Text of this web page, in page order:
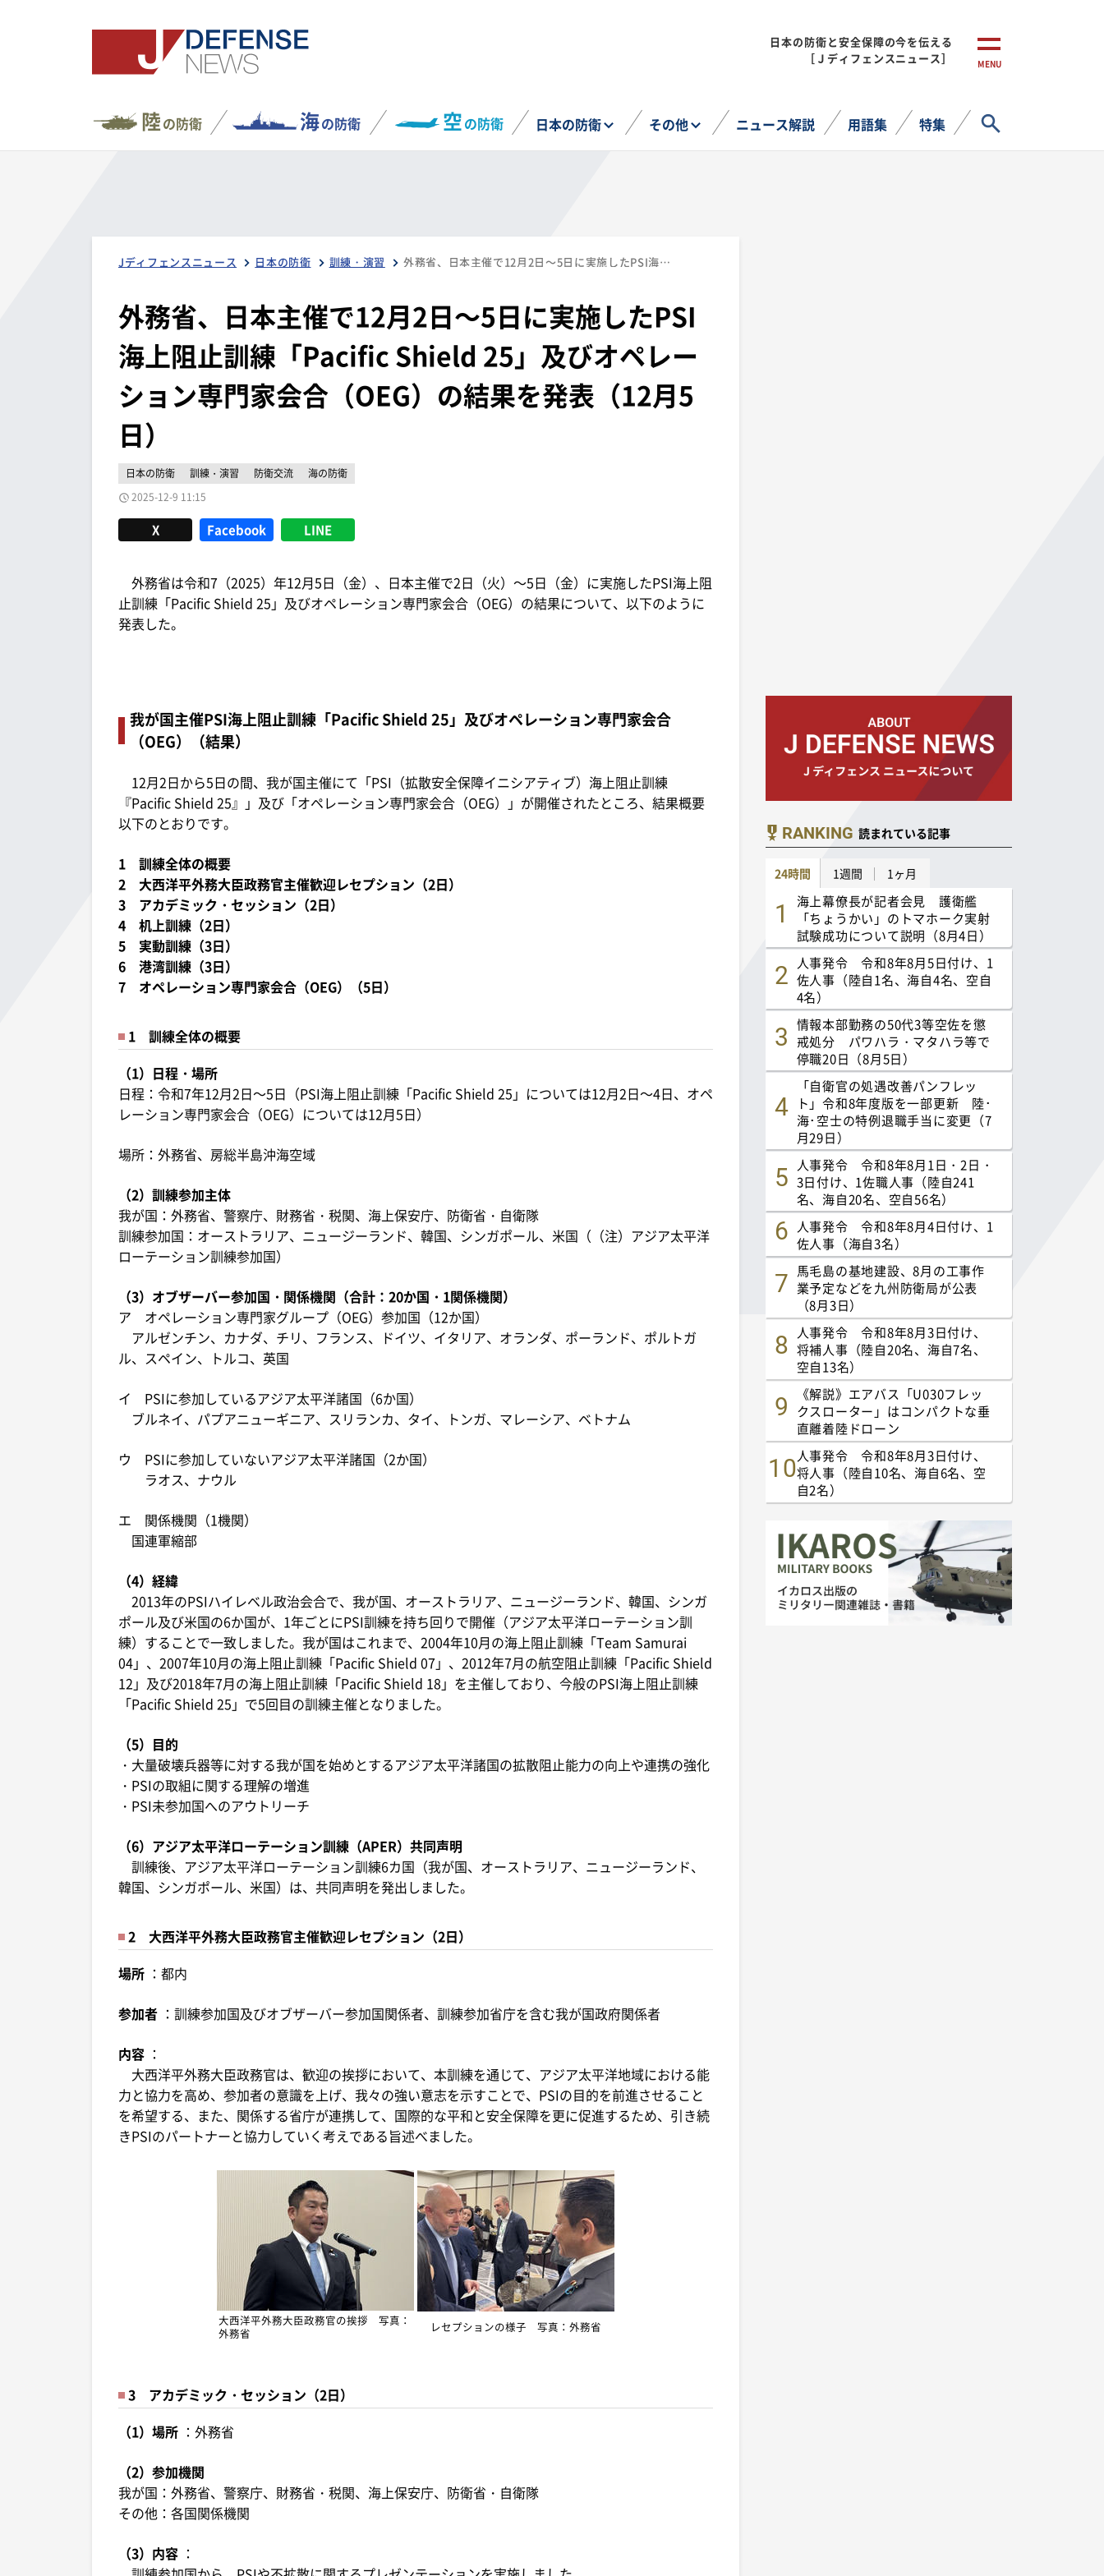
日本の防衛と安全保障の今を伝える
［Ｊディフェンスニュース］
MENU
陸の防衛 海の防衛 空の防衛 日本の防衛 その他 ニュース解説 用語集 特集
Jディフェンスニュース 日本の防衛 訓練・演習 外務省、日本主催で12月2日～5日に実施したPSI海上阻止訓練「Pacific Shield 25」及びオペレーション専門家会合（OEG）の結果を発表（12月5日）
外務省、日本主催で12月2日～5日に実施したPSI
海上阻止訓練「Pacific Shield 25」及びオペレー
ション専門家会合（OEG）の結果を発表（12月5
日）
日本の防衛 訓練・演習 防衛交流
海の防衛
2025-12-9 11:15
X Facebook LINE
外務省は令和7（2025）年12月5日（金）、日本主催で2日（火）～5日（金）に実施したPSI海上阻
止訓練「Pacific Shield 25」及びオペレーション専門家会合（OEG）の結果について、以下のように
発表した。
我が国主催PSI海上阻止訓練「Pacific Shield 25」及びオペレーション専門家会合
（OEG）（結果）
12月2日から5日の間、我が国主催にて「PSI（拡散安全保障イニシアティブ）海上阻止訓練
『Pacific Shield 25』」及び「オペレーション専門家会合（OEG）」が開催されたところ、結果概要
以下のとおりです。
1 訓練全体の概要
2 大西洋平外務大臣政務官主催歓迎レセプション（2日）
3 アカデミック・セッション（2日）
4 机上訓練（2日）
5 実動訓練（3日）
6 港湾訓練（3日）
7 オペレーション専門家会合（OEG）（5日）
1 訓練全体の概要
（1）日程・場所
日程：令和7年12月2日～5日（PSI海上阻止訓練「Pacific Shield 25」については12月2日～4日、オペ
レーション専門家会合（OEG）については12月5日）
場所：外務省、房総半島沖海空域
（2）訓練参加主体
我が国：外務省、警察庁、財務省・税関、海上保安庁、防衛省・自衛隊
訓練参加国：オーストラリア、ニュージーランド、韓国、シンガポール、米国（（注）アジア太平洋
ローテーション訓練参加国）
（3）オブザーバー参加国・関係機関（合計：20か国・1関係機関）
ア オペレーション専門家グループ（OEG）参加国（12か国）
アルゼンチン、カナダ、チリ、フランス、ドイツ、イタリア、オランダ、ポーランド、ポルトガ
ル、スペイン、トルコ、英国
イ PSIに参加しているアジア太平洋諸国（6か国）
ブルネイ、パプアニューギニア、スリランカ、タイ、トンガ、マレーシア、ベトナム
ウ PSIに参加していないアジア太平洋諸国（2か国）
ラオス、ナウル
エ 関係機関（1機関）
国連軍縮部
（4）経緯
2013年のPSIハイレベル政治会合で、我が国、オーストラリア、ニュージーランド、韓国、シンガ
ポール及び米国の6か国が、1年ごとにPSI訓練を持ち回りで開催（アジア太平洋ローテーション訓
練）することで一致しました。我が国はこれまで、2004年10月の海上阻止訓練「Team Samurai
04」、2007年10月の海上阻止訓練「Pacific Shield 07」、2012年7月の航空阻止訓練「Pacific Shield
12」及び2018年7月の海上阻止訓練「Pacific Shield 18」を主催しており、今般のPSI海上阻止訓練
「Pacific Shield 25」で5回目の訓練主催となりました。
（5）目的
・大量破壊兵器等に対する我が国を始めとするアジア太平洋諸国の拡散阻止能力の向上や連携の強化
・PSIの取組に関する理解の増進
・PSI未参加国へのアウトリーチ
（6）アジア太平洋ローテーション訓練（APER）共同声明
訓練後、アジア太平洋ローテーション訓練6カ国（我が国、オーストラリア、ニュージーランド、
韓国、シンガポール、米国）は、共同声明を発出しました。
2 大西洋平外務大臣政務官主催歓迎レセプション（2日）
場所 ：都内
参加者 ：訓練参加国及びオブザーバー参加国関係者、訓練参加省庁を含む我が国政府関係者
内容 ：
大西洋平外務大臣政務官は、歓迎の挨拶において、本訓練を通じて、アジア太平洋地域における能
力と協力を高め、参加者の意識を上げ、我々の強い意志を示すことで、PSIの目的を前進させること
を希望する、また、関係する省庁が連携して、国際的な平和と安全保障を更に促進するため、引き続
きPSIのパートナーと協力していく考えである旨述べました。
大西洋平外務大臣政務官の挨拶 写真：
外務省
レセプションの様子 写真：外務省
3 アカデミック・セッション（2日）
（1）場所 ：外務省
（2）参加機関
我が国：外務省、警察庁、財務省・税関、海上保安庁、防衛省・自衛隊
その他：各国関係機関
（3）内容 ：
RANKING 読まれている記事
24時間 1週間 1ヶ月
海上幕僚長が記者会見 護衛艦
「ちょうかい」のトマホーク実射
試験成功について説明（8月4日）
人事発令 令和8年8月5日付け、1
佐人事（陸自1名、海自4名、空自
4名）
情報本部勤務の50代3等空佐を懲
戒処分 パワハラ・マタハラ等で
停職20日（8月5日）
「自衛官の処遇改善パンフレッ
ト」令和8年度版を一部更新 陸･
海･空士の特例退職手当に変更（7
月29日）
人事発令 令和8年8月1日・2日・
3日付け、1佐職人事（陸自241
名、海自20名、空自56名）
人事発令 令和8年8月4日付け、1
佐人事（海自3名）
馬毛島の基地建設、8月の工事作
業予定などを九州防衛局が公表
（8月3日）
人事発令 令和8年8月3日付け、
将補人事（陸自20名、海自7名、
空自13名）
《解説》エアバス「U030フレッ
クスローター」はコンパクトな垂
直離着陸ドローン
人事発令 令和8年8月3日付け、
将人事（陸自10名、海自6名、空
自2名）